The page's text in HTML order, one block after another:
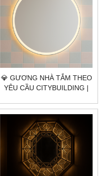
💎 GƯƠNG NHÀ TẮM THEO
YÊU CẦU CITYBUILDING |
GIÁ GƯƠNG NHÀ TẮM ĐẶC
KHU CÔN ĐẢO TP.HCM